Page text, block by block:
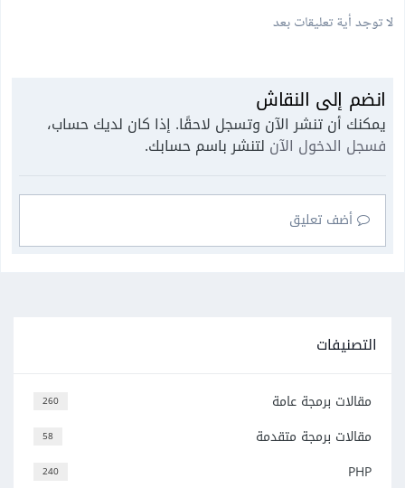
لا توجد أية تعليقات بعد
انضم إلى النقاش
يمكنك أن تنشر الآن وتسجل لاحقًا. إذا كان لديك حساب،
فسجل الدخول الآن لتنشر باسم حسابك.
أضف تعليق
التصنيفات
260 مقالات برمجة عامة
58 مقالات برمجة متقدمة
240 PHP